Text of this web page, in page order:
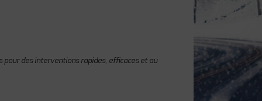
des interventions rapides, efficaces et au